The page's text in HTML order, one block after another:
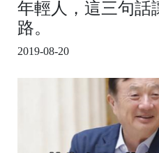
年輕人，這三句話
路。
2019-08-20